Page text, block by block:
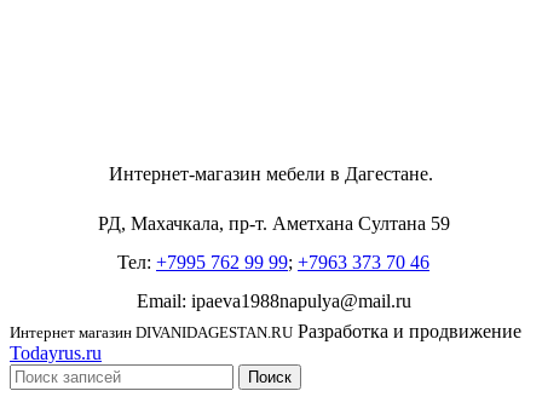
Интернет-магазин мебели в Дагестане.
РД, Махачкала, пр-т. Аметхана Султана 59
Тел: +7995 762 99 99; +7963 373 70 46
Email: ipaeva1988napulya@mail.ru
Интернет магазин DIVANIDAGESTAN.RU Разработка и продвижение
Todayrus.ru
Поиск